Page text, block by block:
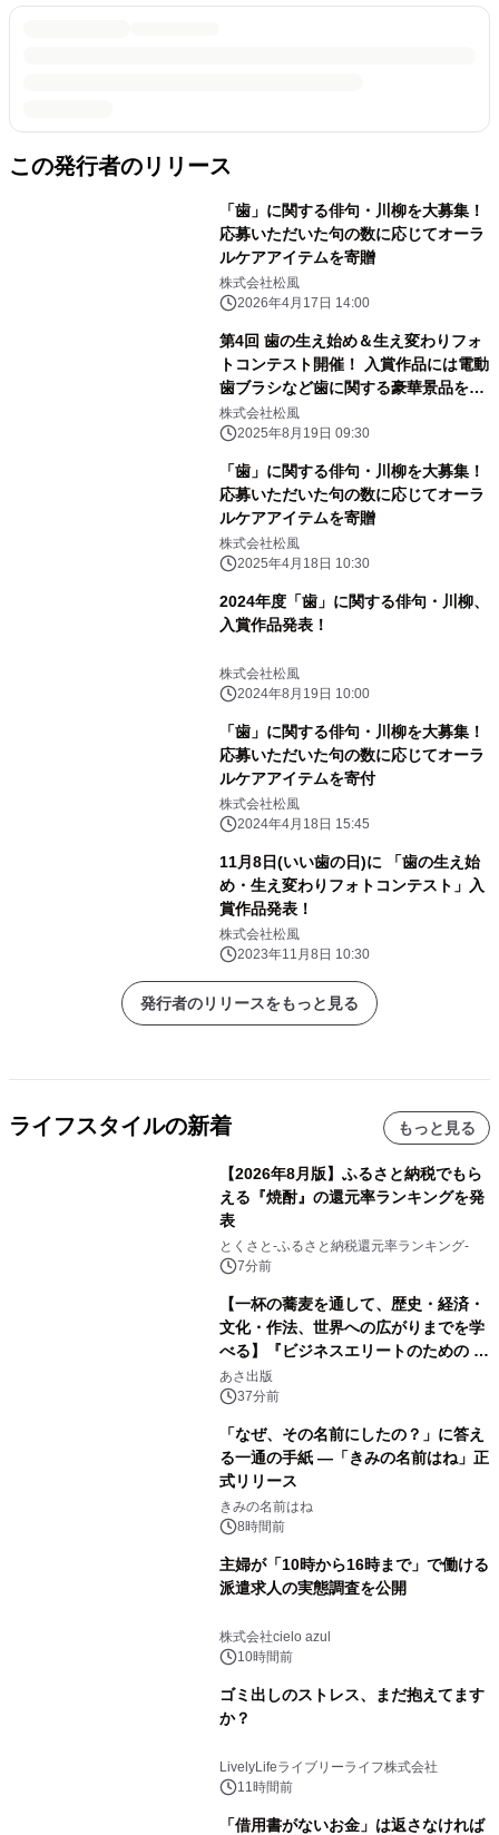
この発行者のリリース
「歯」に関する俳句・川柳を大募集！
応募いただいた句の数に応じてオーラ
ルケアアイテムを寄贈
株式会社松風
2026年4月17日 14:00
第4回 歯の生え始め＆生え変わりフォ
トコンテスト開催！ 入賞作品には電動
歯ブラシなど歯に関する豪華景品をプ
レゼント
株式会社松風
2025年8月19日 09:30
「歯」に関する俳句・川柳を大募集！
応募いただいた句の数に応じてオーラ
ルケアアイテムを寄贈
株式会社松風
2025年4月18日 10:30
2024年度「歯」に関する俳句・川柳、
入賞作品発表！
株式会社松風
2024年8月19日 10:00
「歯」に関する俳句・川柳を大募集！
応募いただいた句の数に応じてオーラ
ルケアアイテムを寄付
株式会社松風
2024年4月18日 15:45
11月8日(いい歯の日)に 「歯の生え始
め・生え変わりフォトコンテスト」入
賞作品発表！
株式会社松風
2023年11月8日 10:30
発行者のリリースをもっと見る
ライフスタイルの新着 もっと見る
【2026年8月版】ふるさと納税でもら
える『焼酎』の還元率ランキングを発
表
とくさと-ふるさと納税還元率ランキング-
7分前
【一杯の蕎麦を通して、歴史・経済・
文化・作法、世界への広がりまでを学
べる】『ビジネスエリートのための 教
養としての蕎麦』2026年8月25日
（火）発売
あさ出版
37分前
「なぜ、その名前にしたの？」に答え
る一通の手紙 ―「きみの名前はね」正
式リリース
きみの名前はね
8時間前
主婦が「10時から16時まで」で働ける
派遣求人の実態調査を公開
株式会社cielo azul
10時間前
ゴミ出しのストレス、まだ抱えてます
か？
LivelyLifeライブリーライフ株式会社
11時間前
「借用書がないお金」は返さなければ